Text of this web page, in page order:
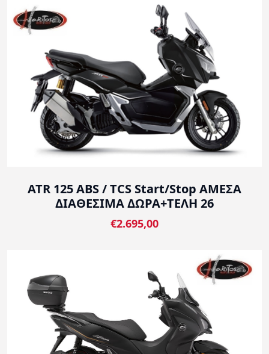
ATR 125 ABS / TCS Start/Stop ΑΜΕΣΑ
ΔΙΑΘΕΣΙΜΑ ΔΩΡΑ+ΤΕΛΗ 26
€2.695,00